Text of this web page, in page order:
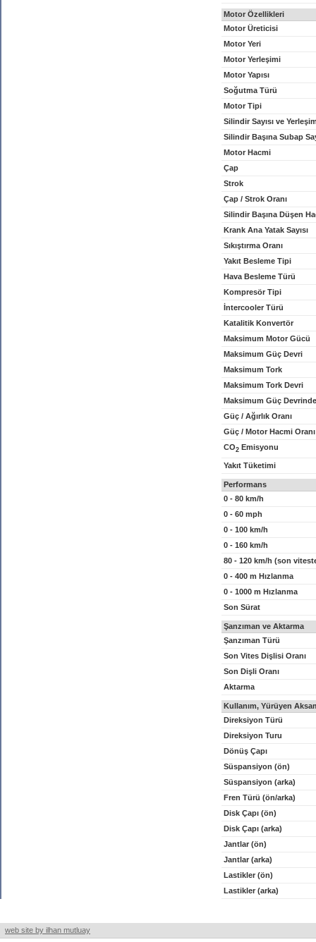
Motor Özellikleri
Motor Üreticisi
Motor Yeri
Motor Yerleşimi
Motor Yapısı
Soğutma Türü
Motor Tipi
Silindir Sayısı ve
Silindir Başına Subap
Motor Hacmi
Çap
Strok
Çap / Strok Oranı
Silindir Başına Düşen
Krank Ana Yatak Sayısı
Sıkıştırma Oranı
Yakıt Besleme Tipi
Hava Besleme Türü
Kompresör Tipi
İntercooler Türü
Katalitik Konvertör
Maksimum Motor Gücü
Maksimum Güç Devri
Maksimum Tork
Maksimum Tork Devri
Maksimum Güç
Güç / Ağırlık Oranı
Güç / Motor Hacmi Oranı
CO2 Emisyonu
Yakıt Tüketimi
Performans
0 - 80 km/h
0 - 60 mph
0 - 100 km/h
0 - 160 km/h
80 - 120 km/h (son
0 - 400 m Hızlanma
0 - 1000 m Hızlanma
Son Sürat
Şanzıman ve Aktarma
Şanzıman Türü
Son Vites Dişlisi Oranı
Son Dişli Oranı
Aktarma
Kullanım, Yürüyen
Direksiyon Türü
Direksiyon Turu
Dönüş Çapı
Süspansiyon (ön)
Süspansiyon (arka)
Fren Türü (ön/arka)
Disk Çapı (ön)
Disk Çapı (arka)
Jantlar (ön)
Jantlar (arka)
Lastikler (ön)
Lastikler (arka)
web site by ilhan mutluay